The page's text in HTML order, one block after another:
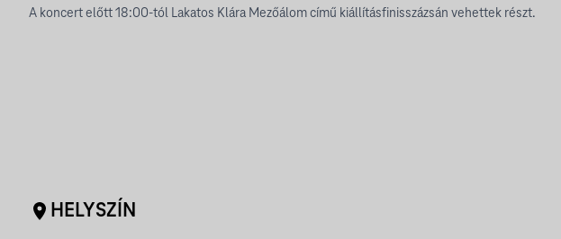
A koncert előtt 18:00-tól Lakatos Klára Mezőálom című kiállításfinisszázsán vehettek részt.
HELYSZÍN